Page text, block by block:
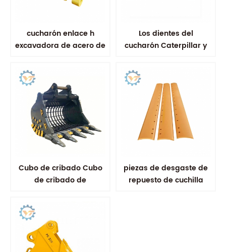
cucharón enlace h
excavadora de acero de
Los dientes del
cucharón Caterpillar y
resistentes al desgaste
con alta tenacidad
Cubo de cribado Cubo
de cribado de
piezas de desgaste de
repuesto de cuchilla